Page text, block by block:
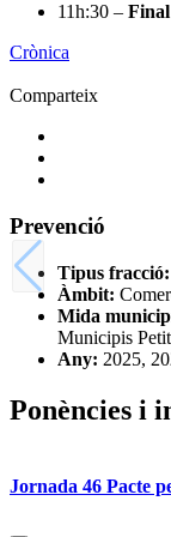
11h:30 –
Crònica
Comparteix
Prevenció
Tipus fracció:
Àmbit:
Mida
Municipis
Any: 2025,
Ponències i
Jornada 46 Pacte